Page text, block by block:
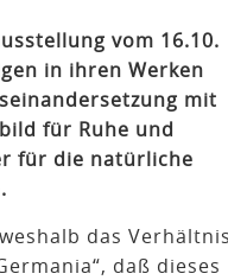
vom 16.10.
in ihren Werken
mit
für Ruhe und
für die natürliche
das
daß dieses